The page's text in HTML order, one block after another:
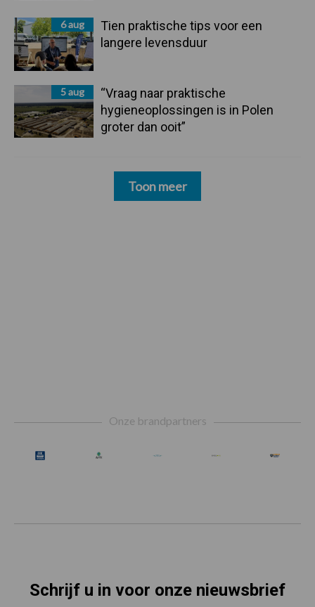
6 aug
Tien praktische tips voor een
langere levensduur
5 aug
“Vraag naar praktische
hygieneoplossingen is in Polen
groter dan ooit”
Toon meer
Onze brandpartners
Schrijf u in voor onze nieuwsbrief